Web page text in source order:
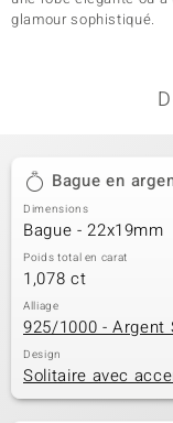
glamour sophistiqué.
Bague en
Dimensions
Bague - 22x19mm
Poids total en carat
1,078 ct
Alliage
925/1000 - Argent
Design
Solitaire avec